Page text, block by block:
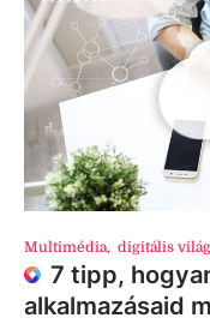
Multimédia, digitális világ
7 tipp,
alkalmazásaid